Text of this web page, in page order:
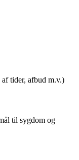
tider, afbud m.v.)
til sygdom og